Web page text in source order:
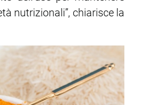
nutrizionali”, chiarisce la